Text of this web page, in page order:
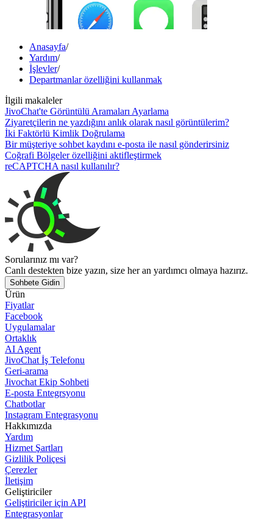
Anasayfa/
Yardım/
İşlevler/
Departmanlar özelliğini kullanmak
İlgili makaleler
JivoChat'te Görüntülü Aramaları Ayarlama
Ziyaretçilerin ne yazdığını anlık olarak nasıl görüntülerim?
İki Faktörlü Kimlik Doğrulama
Bir müşteriye sohbet kaydını e-posta ile nasıl gönderirsiniz
Coğrafi Bölgeler özelliğini aktifleştirmek
reCAPTCHA nasıl kullanılır?
Sorularınız mı var?
Canlı destekten bize yazın, size her an yardımcı olmaya hazırız.
Sohbete Gidin
Ürün
Fiyatlar
Facebook
Uygulamalar
Ortaklık
AI Agent
JivoChat İş Telefonu
Geri-arama
Jivochat Ekip Sohbeti
E-posta Entegrsyonu
Chatbotlar
Instagram Entegrasyonu
Hakkımızda
Yardım
Hizmet Şartları
Gizlilik Poliçesi
Çerezler
İletişim
Geliştiriciler
Geliştiriciler için API
Entegrasyonlar